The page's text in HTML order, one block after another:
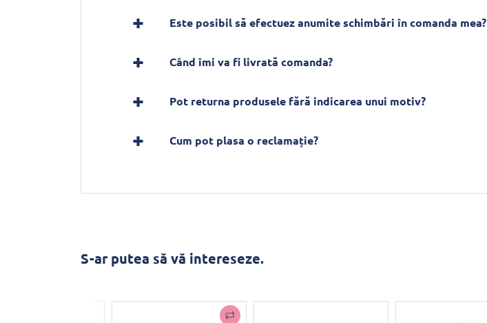
Este posibil să efectuez anumite schimbări în comanda mea?
Când îmi va fi livrată comanda?
Pot returna produsele fără indicarea unui motiv?
Cum pot plasa o reclamație?
S-ar putea să vă intereseze.